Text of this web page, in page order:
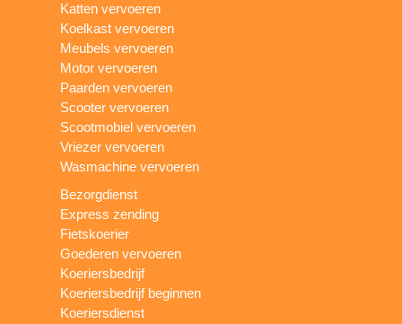
Katten vervoeren
Koelkast vervoeren
Meubels vervoeren
Motor vervoeren
Paarden vervoeren
Scooter vervoeren
Scootmobiel vervoeren
Vriezer vervoeren
Wasmachine vervoeren
Bezorgdienst
Express zending
Fietskoerier
Goederen vervoeren
Koeriersbedrijf
Koeriersbedrijf beginnen
Koeriersdienst